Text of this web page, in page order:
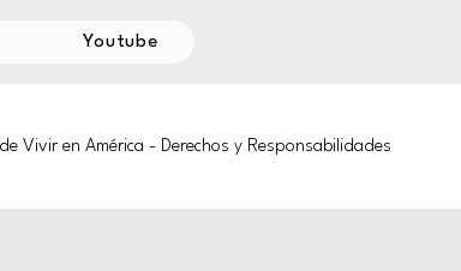
Youtube
Vivir en América - Derechos y Responsabilidades